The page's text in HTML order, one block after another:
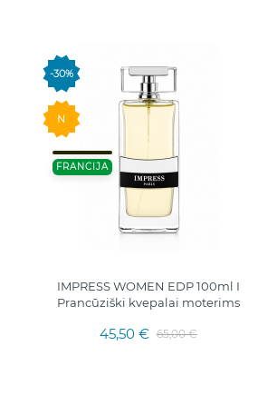
-30%
N
FRANCIJA
IMPRESS WOMEN EDP 100ml I
Prancūziški kvepalai moterims
45,50 € 65,00 €